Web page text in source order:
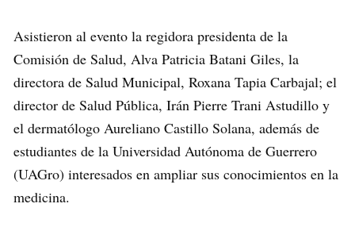
Asistieron al evento la regidora presidenta de la
Comisión de Salud, Alva Patricia Batani Giles, la
directora de Salud Municipal, Roxana Tapia Carbajal; el
director de Salud Pública, Irán Pierre Trani Astudillo y
el dermatólogo Aureliano Castillo Solana, además de
estudiantes de la Universidad Autónoma de Guerrero
(UAGro) interesados en ampliar sus conocimientos en la
medicina.